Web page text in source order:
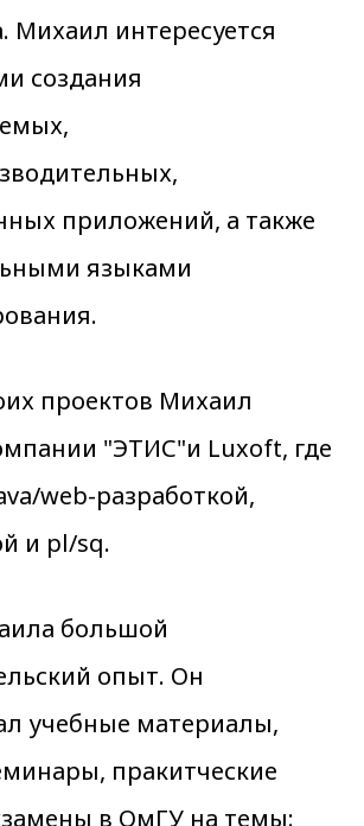
Михаил интересуется
создания
приложений, а также
языками
проектов Михаил
"ЭТИС"и Luxoft, где
web-разработкой,
и pl/sq.
большой
опыт. Он
учебные материалы,
пракитческие
в ОмГУ на темы: